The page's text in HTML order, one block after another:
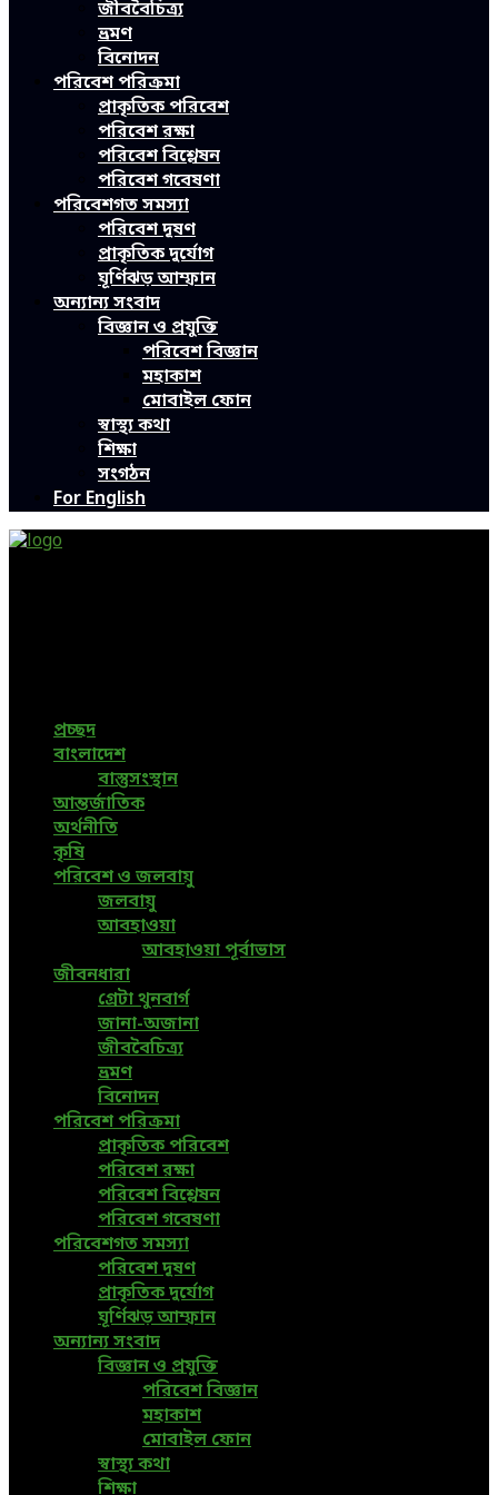
জীববৈচিত্র্য
ভ্রমণ
বিনোদন
পরিবেশ পরিক্রমা
প্রাকৃতিক পরিবেশ
পরিবেশ রক্ষা
পরিবেশ বিশ্লেষন
পরিবেশ গবেষণা
পরিবেশগত সমস্যা
পরিবেশ দূষণ
প্রাকৃতিক দুর্যোগ
ঘূর্ণিঝড় আম্ফান
অন্যান্য সংবাদ
বিজ্ঞান ও প্রযুক্তি
পরিবেশ বিজ্ঞান
মহাকাশ
মোবাইল ফোন
স্বাস্থ্য কথা
শিক্ষা
সংগঠন
For English
প্রচ্ছদ
বাংলাদেশ
বাস্তুসংস্থান
আন্তর্জাতিক
অর্থনীতি
কৃষি
পরিবেশ ও জলবায়ু
জলবায়ু
আবহাওয়া
আবহাওয়া পূর্বাভাস
জীবনধারা
গ্রেটা থুনবার্গ
জানা-অজানা
জীববৈচিত্র্য
ভ্রমণ
বিনোদন
পরিবেশ পরিক্রমা
প্রাকৃতিক পরিবেশ
পরিবেশ রক্ষা
পরিবেশ বিশ্লেষন
পরিবেশ গবেষণা
পরিবেশগত সমস্যা
পরিবেশ দূষণ
প্রাকৃতিক দুর্যোগ
ঘূর্ণিঝড় আম্ফান
অন্যান্য সংবাদ
বিজ্ঞান ও প্রযুক্তি
পরিবেশ বিজ্ঞান
মহাকাশ
মোবাইল ফোন
স্বাস্থ্য কথা
শিক্ষা